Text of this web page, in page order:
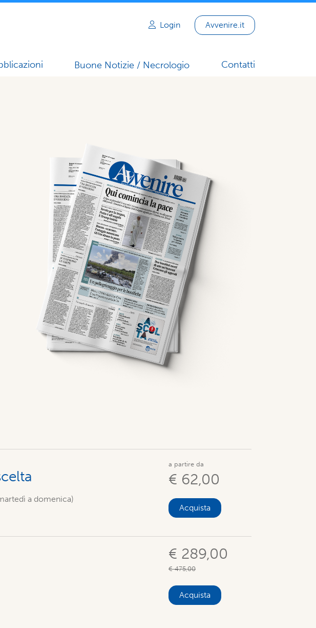
Login Avvenire.it
Buone Notizie / Necrologio Contatti
a domenica)
a partire da
€ 62,00
Acquista
€ 289,00
€ 475,00
Acquista